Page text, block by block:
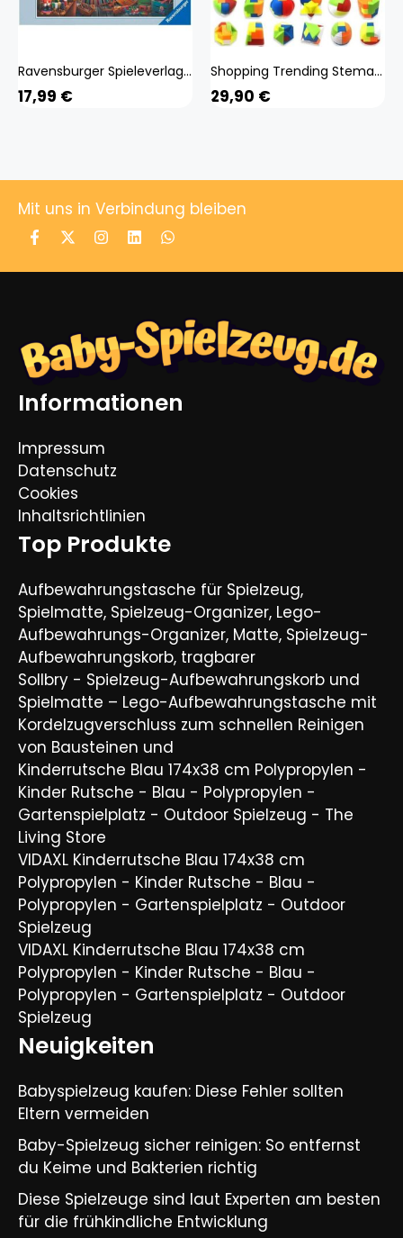
Ravensburger Spieleverlag Puzzle »Spielzeug von damals«
17,99 €
Shopping Trending Stemap Weihnachten Countdown Kalender mit Denkrtseln Geschenke Puzzle Spielzeug Advent fr Kinder und Erwachsene
29,90 €
Mit uns in Verbindung bleiben
Informationen
Impressum
Datenschutz
Cookies
Inhaltsrichtlinien
Top Produkte
Aufbewahrungstasche für Spielzeug,
Spielmatte, Spielzeug-Organizer, Lego-
Aufbewahrungs-Organizer, Matte, Spielzeug-
Aufbewahrungskorb, tragbarer
Sollbry - Spielzeug-Aufbewahrungskorb und
Spielmatte – Lego-Aufbewahrungstasche mit
Kordelzugverschluss zum schnellen Reinigen
von Bausteinen und
Kinderrutsche Blau 174x38 cm Polypropylen -
Kinder Rutsche - Blau - Polypropylen -
Gartenspielplatz - Outdoor Spielzeug - The
Living Store
VIDAXL Kinderrutsche Blau 174x38 cm
Polypropylen - Kinder Rutsche - Blau -
Polypropylen - Gartenspielplatz - Outdoor
Spielzeug
VIDAXL Kinderrutsche Blau 174x38 cm
Polypropylen - Kinder Rutsche - Blau -
Polypropylen - Gartenspielplatz - Outdoor
Spielzeug
Neuigkeiten
Babyspielzeug kaufen: Diese Fehler sollten
Eltern vermeiden
Baby-Spielzeug sicher reinigen: So entfernst
du Keime und Bakterien richtig
Diese Spielzeuge sind laut Experten am besten
für die frühkindliche Entwicklung